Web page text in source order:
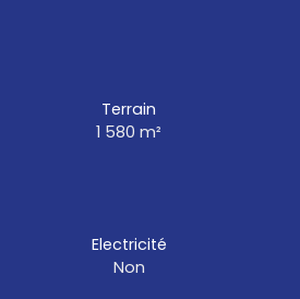
Terrain
1 580m²
Electricité
Non